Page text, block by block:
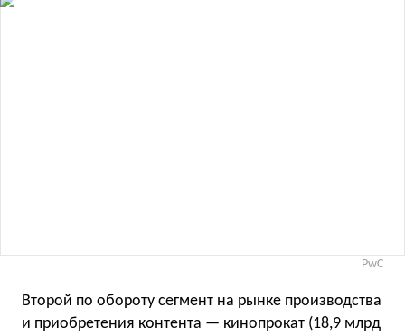
PwC
Второй по обороту сегмент на рынке производства
и приобретения контента — кинопрокат (18,9 млрд